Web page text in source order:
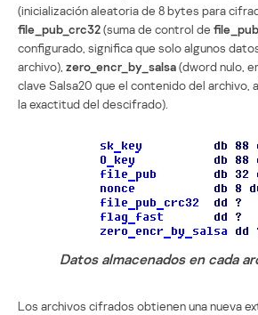
(inicialización aleatoria de 8 bytes para
file_pub_crc32(suma de control de file_pub
configurado, significa que solo algunos
archivo), zero_encr_by_salsa(dword nulo,
clave Salsa20 que el contenido del archivo,
la exactitud del descifrado).
Datos almacenados en cada
Los archivos cifrados obtienen una nueva